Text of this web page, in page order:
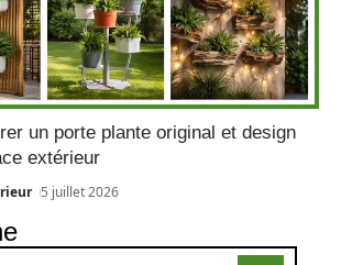
un porte plante original et design
extérieur
5 juillet 2026